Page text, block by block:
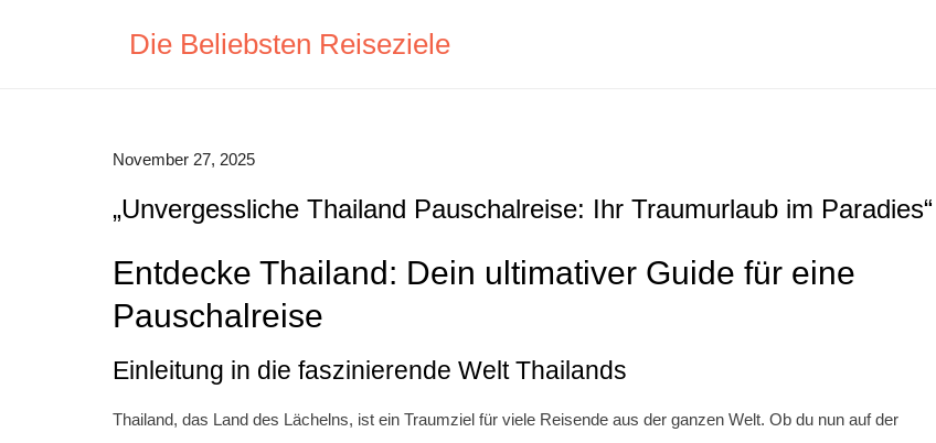
Die Beliebsten Reiseziele
November 27, 2025
„Unvergessliche Thailand Pauschalreise: Ihr Traumurlaub im Paradies“
Entdecke Thailand: Dein ultimativer Guide für eine
Pauschalreise
Einleitung in die faszinierende Welt Thailands
Thailand, das Land des Lächelns, ist ein Traumziel für viele Reisende aus der ganzen Welt. Ob du nun auf der